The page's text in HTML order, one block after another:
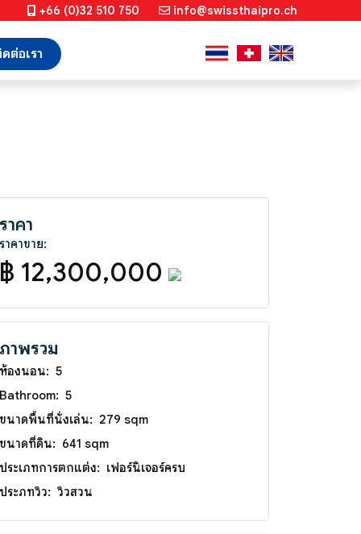
+66 (0)32 510 750 info@swissthaipro.ch
ต่อเรา
ราคา
ราคาขาย:
฿ 12,300,000
ภาพรวม
ห้องนอน: 5
Bathroom: 5
ขนาดพื้นที่นั่งเล่น: 279 sqm
ขนาดที่ดิน: 641 sqm
ประเภทการตกแต่ง: เฟอร์นิเจอร์ครบ
ประภทวิว: วิวสวน